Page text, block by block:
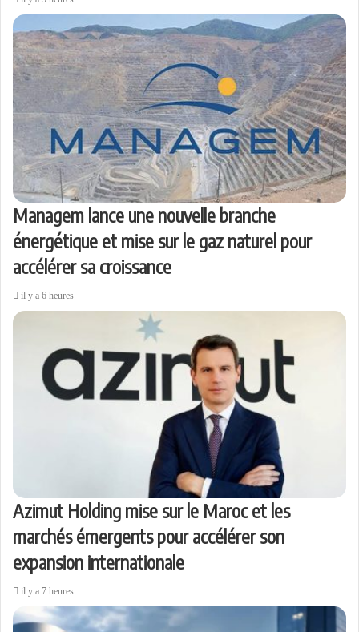
Managem lance une nouvelle branche
énergétique et mise sur le gaz naturel pour
accélérer sa croissance
il y a 6 heures
Azimut Holding mise sur le Maroc et les
marchés émergents pour accélérer son
expansion internationale
il y a 7 heures